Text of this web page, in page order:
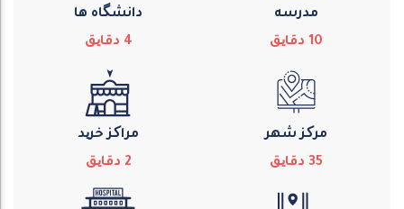
مدرسه
10 دقایق
دانشگاه ها
4 دقایق
مرکز شهر
35 دقایق
مراکز خرید
2 دقایق